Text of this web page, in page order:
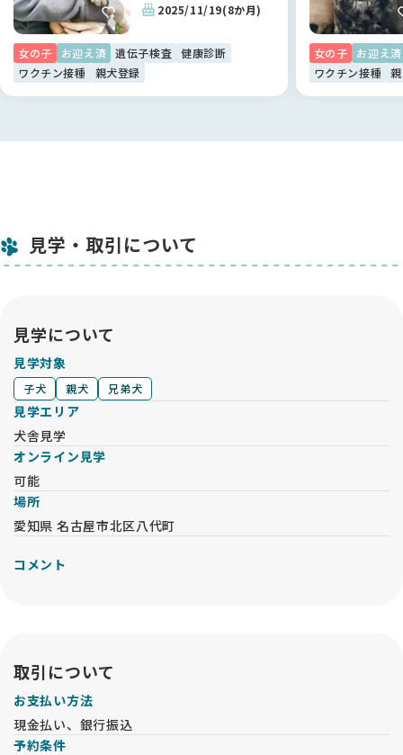
2025/11/19(8か月)
女の子 お迎え済 遺伝子検査
健康診断
ワクチン接種
親犬登録
女の子
お迎え済
ワクチン接種
見学・取引について
見学について
見学対象
子犬 親犬 兄弟犬
見学エリア
犬舎見学
オンライン見学
可能
場所
愛知県 名古屋市北区八代町
コメント
取引について
お支払い方法
現金払い、銀行振込
予約条件